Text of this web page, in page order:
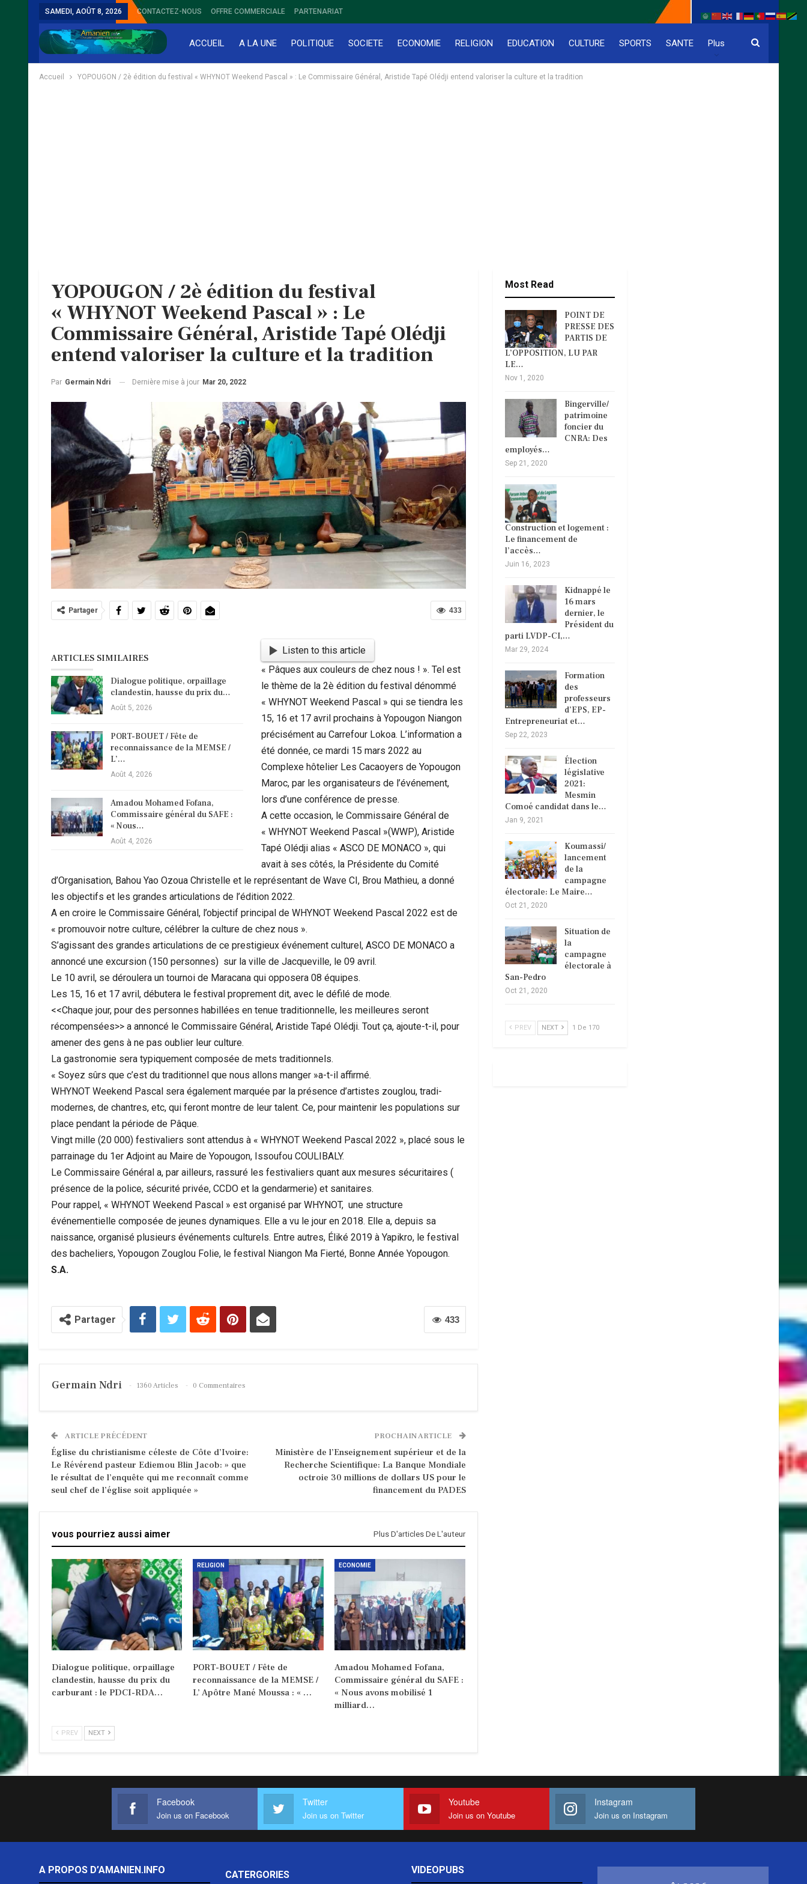
SAMEDI, AOÛT 8, 2026 CONTACTEZ-NOUS OFFRE COMMERCIALE PARTENARIAT
ACCUEIL A LA UNE POLITIQUE SOCIETE ECONOMIE RELIGION EDUCATION CULTURE SPORTS SANTE Plus
Accueil YOPOUGON / 2è édition du festival « WHYNOT Weekend Pascal » : Le Commissaire Général, Aristide Tapé Olédji entend valoriser la culture et la tradition
YOPOUGON / 2è édition du festival
« WHYNOT Weekend Pascal » : Le
Commissaire Général, Aristide Tapé Olédji
entend valoriser la culture et la tradition
Par Germain Ndri Dernière mise à jour Mar 20, 2022
433
Partager
ARTICLES SIMILAIRES
Dialogue politique, orpaillage
clandestin, hausse du prix du…
Août 5, 2026
PORT-BOUET / Fête de
reconnaissance de la MEMSE /
L’…
Août 4, 2026
Amadou Mohamed Fofana,
Commissaire général du SAFE :
« Nous…
Août 4, 2026
Listen to this article
« Pâques aux couleurs de chez nous ! ». Tel est
le thème de la 2è édition du festival dénommé
« WHYNOT Weekend Pascal » qui se tiendra les
15, 16 et 17 avril prochains à Yopougon Niangon
précisément au Carrefour Lokoa. L’information a
été donnée, ce mardi 15 mars 2022 au
Complexe hôtelier Les Cacaoyers de Yopougon
Maroc, par les organisateurs de l’événement,
lors d’une conférence de presse.
A cette occasion, le Commissaire Général de
« WHYNOT Weekend Pascal »(WWP), Aristide
Tapé Olédji alias « ASCO DE MONACO », qui
avait à ses côtés, la Présidente du Comité
d’Organisation, Bahou Yao Ozoua Christelle et le représentant de Wave CI, Brou Mathieu, a donné
les objectifs et les grandes articulations de l’édition 2022.
A en croire le Commissaire Général, l’objectif principal de WHYNOT Weekend Pascal 2022 est de
« promouvoir notre culture, célébrer la culture de chez nous ».
S’agissant des grandes articulations de ce prestigieux événement culturel, ASCO DE MONACO a
annoncé une excursion (150 personnes) sur la ville de Jacqueville, le 09 avril.
Le 10 avril, se déroulera un tournoi de Maracana qui opposera 08 équipes.
Les 15, 16 et 17 avril, débutera le festival proprement dit, avec le défilé de mode.
<<Chaque jour, pour des personnes habillées en tenue traditionnelle, les meilleures seront
récompensées>> a annoncé le Commissaire Général, Aristide Tapé Olédji. Tout ça, ajoute-t-il, pour
amener des gens à ne pas oublier leur culture.
La gastronomie sera typiquement composée de mets traditionnels.
« Soyez sûrs que c’est du traditionnel que nous allons manger »a-t-il affirmé.
WHYNOT Weekend Pascal sera également marquée par la présence d’artistes zouglou, tradi-
modernes, de chantres, etc, qui feront montre de leur talent. Ce, pour maintenir les populations sur
place pendant la période de Pâque.
Vingt mille (20 000) festivaliers sont attendus à « WHYNOT Weekend Pascal 2022 », placé sous le
parrainage du 1er Adjoint au Maire de Yopougon, Issoufou COULIBALY.
Le Commissaire Général a, par ailleurs, rassuré les festivaliers quant aux mesures sécuritaires (
présence de la police, sécurité privée, CCDO et la gendarmerie) et sanitaires.
Pour rappel, « WHYNOT Weekend Pascal » est organisé par WHYNOT, une structure
événementielle composée de jeunes dynamiques. Elle a vu le jour en 2018. Elle a, depuis sa
naissance, organisé plusieurs événements culturels. Entre autres, Éliké 2019 à Yapikro, le festival
des bacheliers, Yopougon Zouglou Folie, le festival Niangon Ma Fierté, Bonne Année Yopougon.
S.A.
433
Partager
Germain Ndri 1360 Articles 0 Commentaires
ARTICLE PRÉCÉDENT
Église du christianisme céleste de Côte d’Ivoire:
Le Révérend pasteur Ediemou Blin Jacob: » que
le résultat de l’enquête qui me reconnaît comme
seul chef de l’église soit appliquée »
PROCHAIN ARTICLE
Ministère de l’Enseignement supérieur et de la
Recherche Scientifique: La Banque Mondiale
octroie 30 millions de dollars US pour le
financement du PADES
vous pourriez aussi aimer Plus D'articles De L'auteur
Dialogue politique, orpaillage
clandestin, hausse du prix du
carburant : le PDCI-RDA…
RELIGION
PORT-BOUET / Fête de
reconnaissance de la MEMSE /
L’ Apôtre Mané Moussa : « …
ECONOMIE
Amadou Mohamed Fofana,
Commissaire général du SAFE :
« Nous avons mobilisé 1
milliard…
PREV NEXT
Most Read
POINT DE
PRESSE DES
PARTIS DE
L’OPPOSITION, LU PAR
LE…
Nov 1, 2020
Bingerville/
patrimoine
foncier du
CNRA: Des
employés…
Sep 21, 2020
Construction et logement :
Le financement de
l’accès…
Juin 16, 2023
Kidnappé le
16 mars
dernier, le
Président du
parti LVDP-CI,…
Mar 29, 2024
Formation
des
professeurs
d’EPS, EP-
Entrepreneuriat et…
Sep 22, 2023
Élection
législative
2021:
Mesmin
Comoé candidat dans le…
Jan 9, 2021
Koumassi/
lancement
de la
campagne
électorale: Le Maire…
Oct 21, 2020
Situation de
la
campagne
électorale à
San-Pedro
Oct 21, 2020
PREV NEXT 1 De 170
Facebook
Join us on Facebook
Twitter
Join us on Twitter
Youtube
Join us on Youtube
Instagram
Join us on Instagram
A PROPOS D’AMANIEN.INFO CATERGORIES VIDEOPUBS